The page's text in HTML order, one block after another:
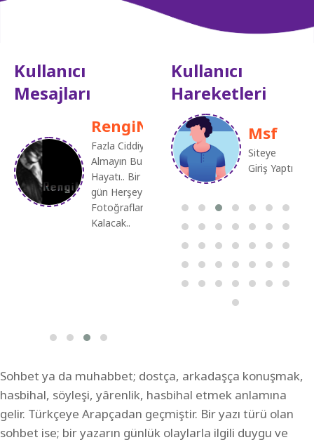
Kullanıcı
Mesajları
RengiN
Fazla Ciddiye
Almayın Bu
Hayatı.. Bir
gün Herşey
Fotoğraflarda
Kalacak..
C é m
R é !!
Sitemize
Geldiniz
Sohbetler
Kullanıcı
Hareketleri
sukunet
Siteye Giriş
Yaptı
Msf
Siteye
Giriş Yaptı
Sohbet ya da muhabbet; dostça, arkadaşça konuşmak,
hasbihal, söyleşi, yârenlik, hasbihal etmek anlamına
gelir. Türkçeye Arapçadan geçmiştir. Bir yazı türü olan
sohbet ise; bir yazarın günlük olaylarla ilgili duygu ve